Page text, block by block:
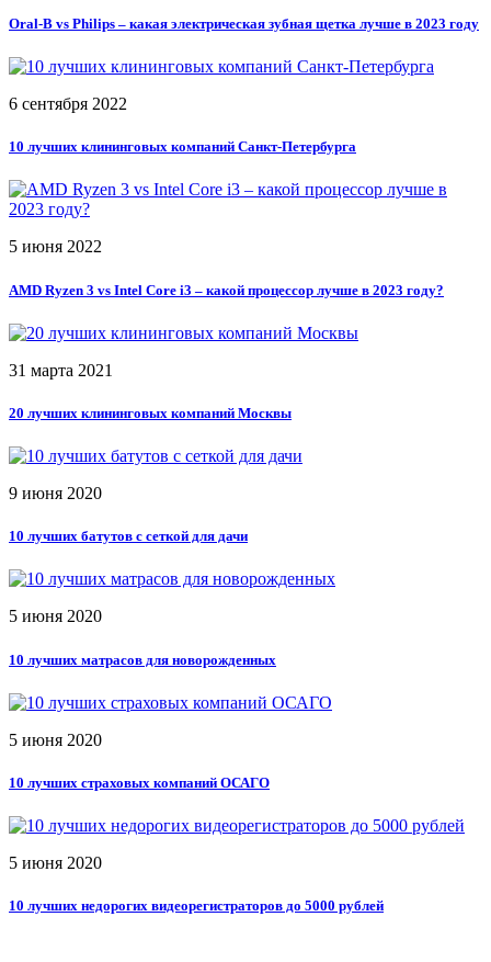
Oral-B vs Philips – какая электрическая зубная щетка лучше в 2023 году
6 сентября 2022
10 лучших клининговых компаний Санкт-Петербурга
5 июня 2022
AMD Ryzen 3 vs Intel Core i3 – какой процессор лучше в 2023 году?
31 марта 2021
20 лучших клининговых компаний Москвы
9 июня 2020
10 лучших батутов с сеткой для дачи
5 июня 2020
10 лучших матрасов для новорожденных
5 июня 2020
10 лучших страховых компаний ОСАГО
5 июня 2020
10 лучших недорогих видеорегистраторов до 5000 рублей